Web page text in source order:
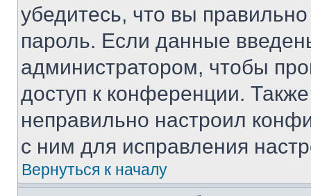
убедитесь, что вы
пароль. Если данные
администратором, чтобы
доступ к конференции.
неправильно настроил
с ним для исправления
Вернуться к началу